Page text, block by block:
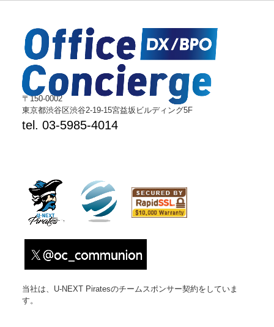
〒150-0002
東京都渋谷区渋谷2-19-15宮益坂ビルディング5F
tel. 03-5985-4014
当社は、U-NEXT Piratesのチームスポンサー契約をしていま
す。